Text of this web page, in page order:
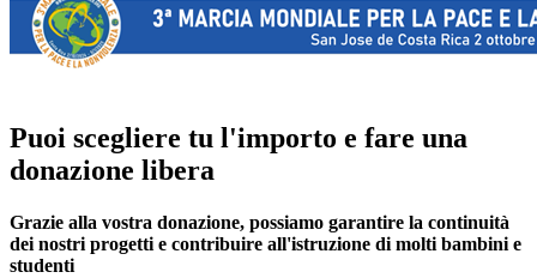
Puoi scegliere tu l'importo e fare una
donazione libera
Grazie alla vostra donazione, possiamo garantire la continuità
dei nostri progetti e contribuire all'istruzione di molti bambini e
studenti